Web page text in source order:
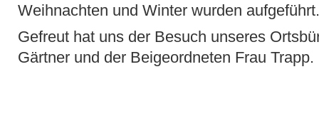
Weihnachten und Winter wurden aufgeführt.
Gefreut hat uns der Besuch unseres
Gärtner und der Beigeordneten Frau Trapp.